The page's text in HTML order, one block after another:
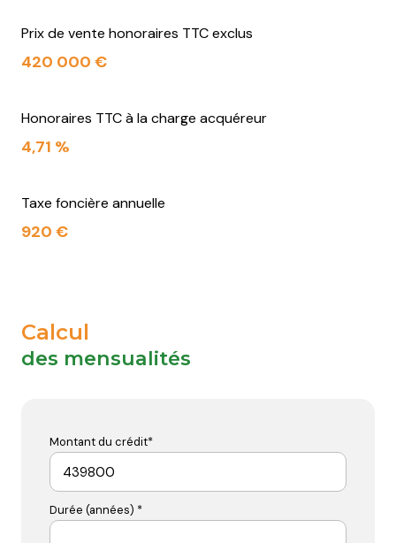
Prix de vente honoraires TTC exclus
420 000 €
Honoraires TTC à la charge acquéreur
4,71 %
Taxe foncière annuelle
920 €
Calcul
des mensualités
Montant du crédit*
Durée (années) *